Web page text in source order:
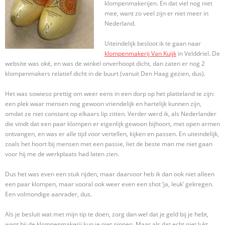
klompenmakerijen. En dat viel nog niet
mee, want zo veel zijn er niet meer in
Nederland.
Uiteindelijk besloot ik te gaan naar
klompenmakerij Van Kuijk in Velddriel. De
website was oké, en was de winkel onverhoopt dicht, dan zaten er nog 2
klompenmakers relatief dicht in de buurt (vanuit Den Haag gezien, dus).
Het was sowieso prettig om weer eens in een dorp op het platteland te zijn:
een plek waar mensen nog gewoon vriendelijk en hartelijk kunnen zijn,
omdat ze niet constant op elkaars lip zitten. Verder werd ik, als Nederlander
die vindt dat een paar klompen er eigenlijk gewoon bijhoort, met open armen
ontvangen, en was er alle tijd voor vertellen, kijken en passen. En uiteindelijk,
zoals het hoort bij mensen met een passie, liet de beste man me niet gaan
voor hij me de werkplaats had laten zien.
Dus het was even een stuk rijden, maar daarvoor heb ik dan ook niet alleen
een paar klompen, maar vooral ook weer even een shot ‘ja, leuk’ gekregen.
Een volmondige aanrader, dus.
Als je besluit wat met mijn tip te doen, zorg dan wel dat je geld bij je hebt,